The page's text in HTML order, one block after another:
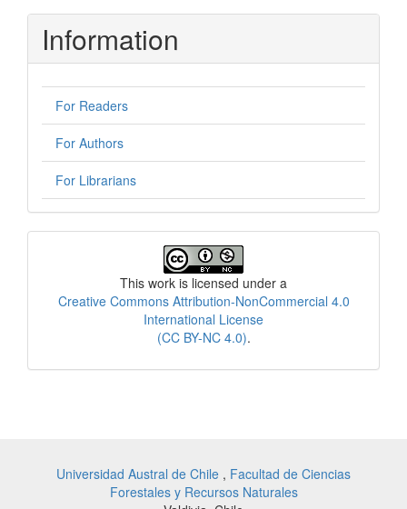
Information
For Readers
For Authors
For Librarians
This work is licensed under a
Creative Commons Attribution-NonCommercial 4.0
International License
(CC BY-NC 4.0).
Universidad Austral de Chile , Facultad de Ciencias
Forestales y Recursos Naturales